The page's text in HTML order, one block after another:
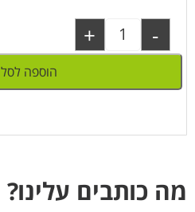
-
+
הוספה לסל
מה כותבים עלינו?